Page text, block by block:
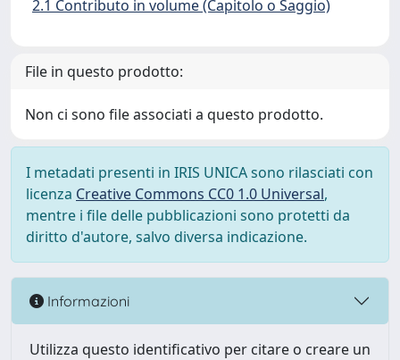
2.1 Contributo in volume (Capitolo o Saggio)
File in questo prodotto:
Non ci sono file associati a questo prodotto.
I metadati presenti in IRIS UNICA sono rilasciati con
licenza Creative Commons CC0 1.0 Universal,
mentre i file delle pubblicazioni sono protetti da
diritto d'autore, salvo diversa indicazione.
Informazioni
Utilizza questo identificativo per citare o creare un